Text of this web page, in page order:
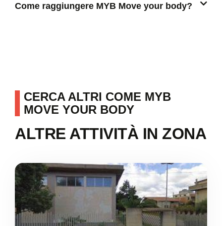
Come raggiungere MYB Move your body?
CERCA ALTRI COME MYB
MOVE YOUR BODY
ALTRE ATTIVITÀ IN ZONA